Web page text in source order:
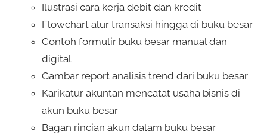
Ilustrasi cara kerja debit dan kredit
Flowchart alur transaksi hingga di buku besar
Contoh formulir buku besar manual dan
digital
Gambar report analisis trend dari buku besar
Karikatur akuntan mencatat usaha bisnis di
akun buku besar
Bagan rincian akun dalam buku besar